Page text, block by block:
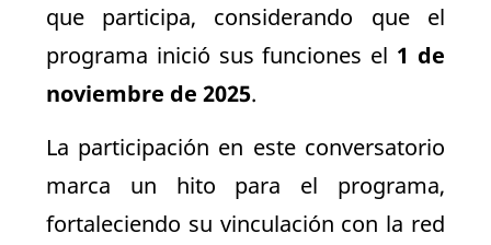
que participa, considerando que el
programa inició sus funciones el 1 de
noviembre de 2025.
La participación en este conversatorio
marca un hito para el programa,
fortaleciendo su vinculación con la red